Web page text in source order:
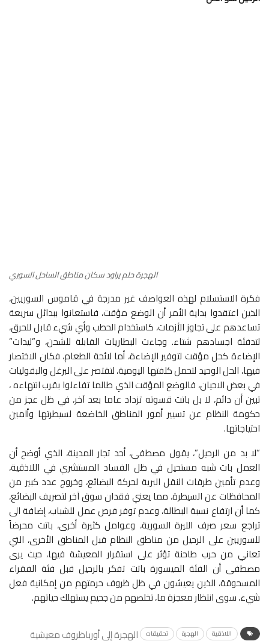
الهجرة حلم يراود سكان مناطق الساحل السوري
فكرة الاستسلام لهذه العواصف غير مدرجة في قاموس السوريين،
الذين اعتقدوا بداية الأمر أن الوضع مؤقت، فاستعانوا ببدائل سريعة
تساعدهم على تجاوز الأزمات، كاستخدام الحطب وأي شيء قابل للحرق،
لتدفئة اجسادهم شتاء. وجاءت البطاريات القابلة للشحن، و”ليدات”
الإضاءة كحل مؤقت لتوفير الإضاءة، أما لائحة الطعام، فكان الاختصار
فيها، الحل الوحيد لتحمل كلفتها اليومية، لتقتصر على البرغل والبقوليات
في بعض الاحيان، فالوضع المؤقت الذي طالما تفاءلوا بقرب انتهاءه ،
تبين أن دائم، لا بل باتت قسوته تزداد عاما بعد آخر، في ظل عجز من
حكومة النظام عن تسيير أمور المناطق الخاضعة لسيطرتها وأامين
احتياجاتها.
“لا بد من الرحيل”، يقول مصطفى، أحد تجار المدينة، الذي أوضح أن
العمل بات شبه مستحيل في ظل الفساد المستشري في اللاذقية،
وعدم تأمين طرقات النقل البرية لحركة البضائع، وخروج عدد كبير من
المحافظات عن السيطرة، مما يعني فقدان سوق آخر لتصريف البضائع،
كما أن ارتفاع نسبة البطالة، وعدم توفر فرص عمل للشباب، إضافة الى
تراجع سعر صرف الليرة السورية، وعوامل كثيرة أخرى، باتت محرضاً
للسوريين على الرحيل من مناطق النظام قبل المناطق الأخرى، التي
تعاني من حرب طاحنة تؤثر على استقرار المعيشة فيها، حيث يرى
مصطفى أن الفئة الميسورة باتت تفكر بالرحيل قبل فئة الفقراء
المسحوقة، الذين يعيشون في ظل ظروف حرمتهم من إمكانية فعل
شيء، سوى انتظار معجزة ما، تخلصهم من جحيم يستهلك حياتهم.
اللاذقية الهجرة الهجرة إلى أوربا تحقيقات ظروف معيشية